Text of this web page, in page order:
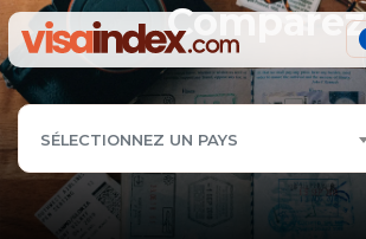
Comparez
SÉLECTIONNEZ UN PAYS